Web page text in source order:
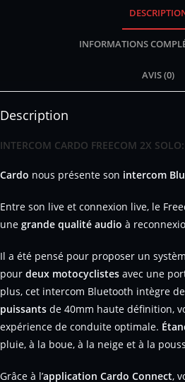
INFORMATIONS
AVIS (0)
Description
INTERCOM CARDO FREECOM 2X SOLO:
Cardo nous présente son intercom
Entre son live et connexion live, le
une grande qualité audio à
Il a été pensé pour proposer un
pour deux motocyclistes avec une
plus, cet intercom Bluetooth intègre
puissants de 40mm haute définition,
expérience de conduite optimale.
pluie, à la boue, à la neige et à la
Grâce à l’application Cardo Connect,